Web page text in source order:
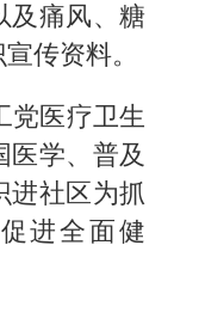
及痛风、糖
传资料。
医疗卫生
医学、普及
进社区为抓
进全面健